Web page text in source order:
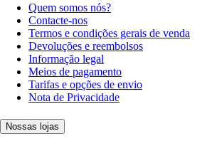
Quem somos nós?
Contacte-nos
Termos e condições gerais de venda
Devoluções e reembolsos
Informação legal
Meios de pagamento
Tarifas e opções de envio
Nota de Privacidade
Nossas lojas